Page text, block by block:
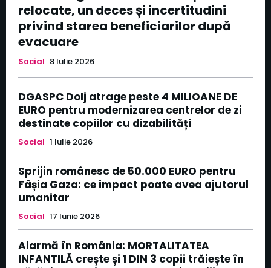
relocate, un deces și incertitudini
privind starea beneficiarilor după
evacuare
Social 8 Iulie 2026
DGASPC Dolj atrage peste 4 MILIOANE DE
EURO pentru modernizarea centrelor de zi
destinate copiilor cu dizabilități
Social 1 Iulie 2026
Sprijin românesc de 50.000 EURO pentru
Fâșia Gaza: ce impact poate avea ajutorul
umanitar
Social 17 Iunie 2026
Alarmă în România: MORTALITATEA
INFANTILĂ crește și 1 DIN 3 copii trăiește în